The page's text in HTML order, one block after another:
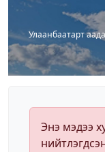
Улаанбаатарт
Энэ мэдээ